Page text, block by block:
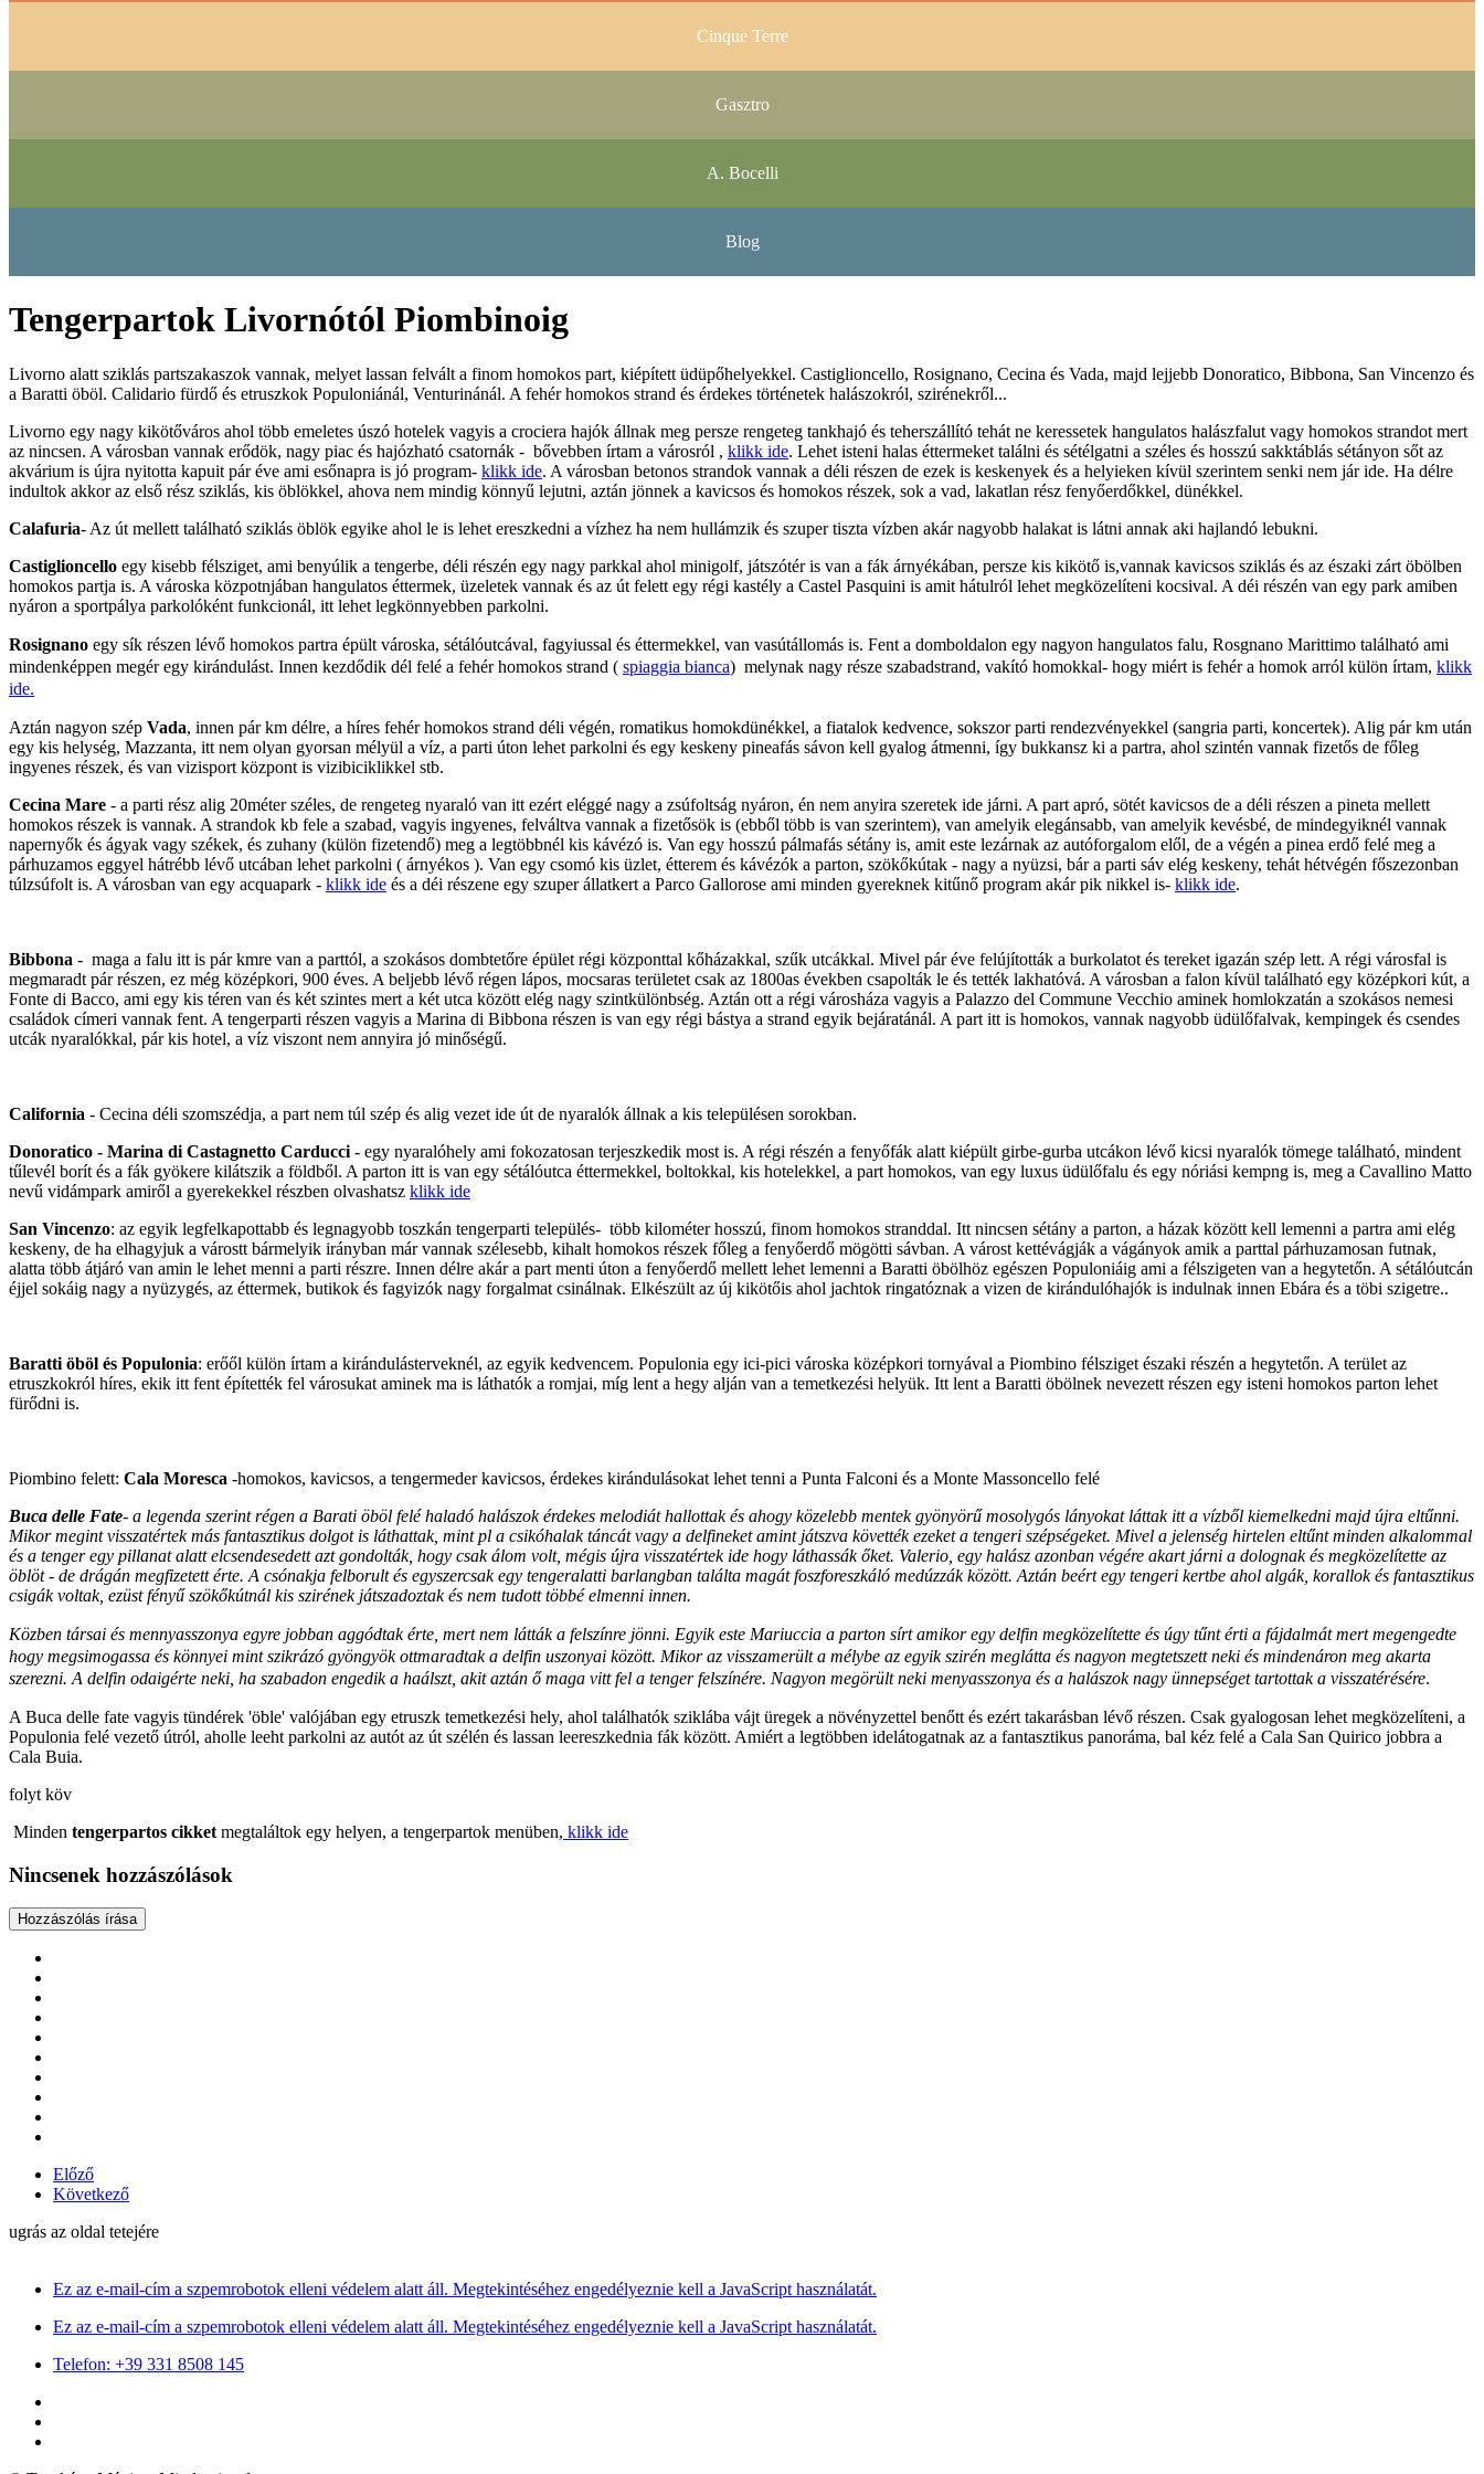
Cinque Terre
Gasztro
A. Bocelli
Blog
Tengerpartok Livornótól Piombinoig
Livorno alatt sziklás partszakaszok vannak, melyet lassan felvált a finom homokos part, kiépített üdüpőhelyekkel. Castiglioncello, Rosignano, Cecina és Vada, majd lejjebb Donoratico, Bibbona, San Vincenzo és
a Baratti öböl. Calidario fürdő és etruszkok Populoniánál, Venturinánál. A fehér homokos strand és érdekes történetek halászokról, szirénekről...
Livorno egy nagy kikötőváros ahol több emeletes úszó hotelek vagyis a crociera hajók állnak meg persze rengeteg tankhajó és teherszállító tehát ne keressetek hangulatos halászfalut vagy homokos strandot mert
az nincsen. A városban vannak erődök, nagy piac és hajózható csatornák - bővebben írtam a városról , klikk ide. Lehet isteni halas éttermeket találni és sétélgatni a széles és hosszú sakktáblás sétányon sőt az
akvárium is újra nyitotta kapuit pár éve ami esőnapra is jó program- klikk ide. A városban betonos strandok vannak a déli részen de ezek is keskenyek és a helyieken kívül szerintem senki nem jár ide. Ha délre
indultok akkor az első rész sziklás, kis öblökkel, ahova nem mindig könnyű lejutni, aztán jönnek a kavicsos és homokos részek, sok a vad, lakatlan rész fenyőerdőkkel, dünékkel.
Calafuria- Az út mellett található sziklás öblök egyike ahol le is lehet ereszkedni a vízhez ha nem hullámzik és szuper tiszta vízben akár nagyobb halakat is látni annak aki hajlandó lebukni.
Castiglioncello egy kisebb félsziget, ami benyúlik a tengerbe, déli részén egy nagy parkkal ahol minigolf, játszótér is van a fák árnyékában, persze kis kikötő is,vannak kavicsos sziklás és az északi zárt öbölben
homokos partja is. A városka közpotnjában hangulatos éttermek, üzeletek vannak és az út felett egy régi kastély a Castel Pasquini is amit hátulról lehet megközelíteni kocsival. A déi részén van egy park amiben
nyáron a sportpálya parkolóként funkcionál, itt lehet legkönnyebben parkolni.
Rosignano egy sík részen lévő homokos partra épült városka, sétálóutcával, fagyiussal és éttermekkel, van vasútállomás is. Fent a domboldalon egy nagyon hangulatos falu, Rosgnano Marittimo található ami
mindenképpen megér egy kirándulást. Innen kezdődik dél felé a fehér homokos strand ( spiaggia bianca) melynak nagy része szabadstrand, vakító homokkal- hogy miért is fehér a homok arról külön írtam, klikk
ide.
Aztán nagyon szép Vada, innen pár km délre, a híres fehér homokos strand déli végén, romatikus homokdünékkel, a fiatalok kedvence, sokszor parti rendezvényekkel (sangria parti, koncertek). Alig pár km után
egy kis helység, Mazzanta, itt nem olyan gyorsan mélyül a víz, a parti úton lehet parkolni és egy keskeny pineafás sávon kell gyalog átmenni, így bukkansz ki a partra, ahol szintén vannak fizetős de főleg
ingyenes részek, és van vizisport központ is vizibiciklikkel stb.
Cecina Mare - a parti rész alig 20méter széles, de rengeteg nyaraló van itt ezért eléggé nagy a zsúfoltság nyáron, én nem anyira szeretek ide járni. A part apró, sötét kavicsos de a déli részen a pineta mellett
homokos részek is vannak. A strandok kb fele a szabad, vagyis ingyenes, felváltva vannak a fizetősök is (ebből több is van szerintem), van amelyik elegánsabb, van amelyik kevésbé, de mindegyiknél vannak
napernyők és ágyak vagy székek, és zuhany (külön fizetendő) meg a legtöbbnél kis kávézó is. Van egy hosszú pálmafás sétány is, amit este lezárnak az autóforgalom elől, de a végén a pinea erdő felé meg a
párhuzamos eggyel hátrébb lévő utcában lehet parkolni ( árnyékos ). Van egy csomó kis üzlet, étterem és kávézók a parton, szökőkútak - nagy a nyüzsi, bár a parti sáv elég keskeny, tehát hétvégén főszezonban
túlzsúfolt is. A városban van egy acquapark - klikk ide és a déi részene egy szuper állatkert a Parco Gallorose ami minden gyereknek kitűnő program akár pik nikkel is- klikk ide.
Bibbona - maga a falu itt is pár kmre van a parttól, a szokásos dombtetőre épület régi központtal kőházakkal, szűk utcákkal. Mivel pár éve felújították a burkolatot és tereket igazán szép lett. A régi városfal is
megmaradt pár részen, ez még középkori, 900 éves. A beljebb lévő régen lápos, mocsaras területet csak az 1800as években csapolták le és tették lakhatóvá. A városban a falon kívül található egy középkori kút, a
Fonte di Bacco, ami egy kis téren van és két szintes mert a két utca között elég nagy szintkülönbség. Aztán ott a régi városháza vagyis a Palazzo del Commune Vecchio aminek homlokzatán a szokásos nemesi
családok címeri vannak fent. A tengerparti részen vagyis a Marina di Bibbona részen is van egy régi bástya a strand egyik bejáratánál. A part itt is homokos, vannak nagyobb üdülőfalvak, kempingek és csendes
utcák nyaralókkal, pár kis hotel, a víz viszont nem annyira jó minőségű.
California - Cecina déli szomszédja, a part nem túl szép és alig vezet ide út de nyaralók állnak a kis településen sorokban.
Donoratico - Marina di Castagnetto Carducci - egy nyaralóhely ami fokozatosan terjeszkedik most is. A régi részén a fenyőfák alatt kiépült girbe-gurba utcákon lévő kicsi nyaralók tömege található, mindent
tűlevél borít és a fák gyökere kilátszik a földből. A parton itt is van egy sétálóutca éttermekkel, boltokkal, kis hotelekkel, a part homokos, van egy luxus üdülőfalu és egy nóriási kempng is, meg a Cavallino Matto
nevű vidámpark amiről a gyerekekkel részben olvashatsz klikk ide
San Vincenzo: az egyik legfelkapottabb és legnagyobb toszkán tengerparti település- több kilométer hosszú, finom homokos stranddal. Itt nincsen sétány a parton, a házak között kell lemenni a partra ami elég
keskeny, de ha elhagyjuk a várostt bármelyik irányban már vannak szélesebb, kihalt homokos részek főleg a fenyőerdő mögötti sávban. A várost kettévágják a vágányok amik a parttal párhuzamosan futnak,
alatta több átjáró van amin le lehet menni a parti részre. Innen délre akár a part menti úton a fenyőerdő mellett lehet lemenni a Baratti öbölhöz egészen Populoniáig ami a félszigeten van a hegytetőn. A sétálóutcán
éjjel sokáig nagy a nyüzygés, az éttermek, butikok és fagyizók nagy forgalmat csinálnak. Elkészült az új kikötőis ahol jachtok ringatóznak a vizen de kirándulóhajók is indulnak innen Ebára és a töbi szigetre..
Baratti öböl és Populonia: erőől külön írtam a kirándulásterveknél, az egyik kedvencem. Populonia egy ici-pici városka középkori tornyával a Piombino félsziget északi részén a hegytetőn. A terület az
etruszkokról híres, ekik itt fent építették fel városukat aminek ma is láthatók a romjai, míg lent a hegy alján van a temetkezési helyük. Itt lent a Baratti öbölnek nevezett részen egy isteni homokos parton lehet
fürődni is.
Piombino felett: Cala Moresca -homokos, kavicsos, a tengermeder kavicsos, érdekes kirándulásokat lehet tenni a Punta Falconi és a Monte Massoncello felé
Buca delle Fate- a legenda szerint régen a Barati öböl felé haladó halászok érdekes melodiát hallottak és ahogy közelebb mentek gyönyörű mosolygós lányokat láttak itt a vízből kiemelkedni majd újra eltűnni.
Mikor megint visszatértek más fantasztikus dolgot is láthattak, mint pl a csikóhalak táncát vagy a delfineket amint játszva követték ezeket a tengeri szépségeket. Mivel a jelenség hirtelen eltűnt minden alkalommal
és a tenger egy pillanat alatt elcsendesedett azt gondolták, hogy csak álom volt, mégis újra visszatértek ide hogy láthassák őket. Valerio, egy halász azonban végére akart járni a dolognak és megközelítette az
öblöt - de drágán megfizetett érte. A csónakja felborult és egyszercsak egy tengeralatti barlangban találta magát foszforeszkáló medúzzák között. Aztán beért egy tengeri kertbe ahol algák, korallok és fantasztikus
csigák voltak, ezüst fényű szökőkútnál kis szirének játszadoztak és nem tudott többé elmenni innen.
Közben társai és mennyasszonya egyre jobban aggódtak érte, mert nem látták a felszínre jönni. Egyik este Mariuccia a parton sírt amikor egy delfin megközelítette és úgy tűnt érti a fájdalmát mert megengedte
hogy megsimogassa és könnyei mint szikrázó gyöngyök ottmaradtak a delfin uszonyai között. Mikor az visszamerült a mélybe az egyik szirén meglátta és nagyon megtetszett neki és mindenáron meg akarta
szerezni. A delfin odaigérte neki, ha szabadon engedik a haálszt, akit aztán ő maga vitt fel a tenger felszínére. Nagyon megörült neki menyasszonya és a halászok nagy ünnepséget tartottak a visszatérésére.
A Buca delle fate vagyis tündérek 'öble' valójában egy etruszk temetkezési hely, ahol találhatók sziklába vájt üregek a növényzettel benőtt és ezért takarásban lévő részen. Csak gyalogosan lehet megközelíteni, a
Populonia felé vezető útról, aholle leeht parkolni az autót az út szélén és lassan leereszkednia fák között. Amiért a legtöbben idelátogatnak az a fantasztikus panoráma, bal kéz felé a Cala San Quirico jobbra a
Cala Buia.
folyt köv
Minden tengerpartos cikket megtaláltok egy helyen, a tengerpartok menüben, klikk ide
Nincsenek hozzászólások
Hozzászólás írása
Előző
Következő
ugrás az oldal tetejére
Ez az e-mail-cím a szpemrobotok elleni védelem alatt áll. Megtekintéséhez engedélyeznie kell a JavaScript használatát.
Ez az e-mail-cím a szpemrobotok elleni védelem alatt áll. Megtekintéséhez engedélyeznie kell a JavaScript használatát.
Telefon: +39 331 8508 145